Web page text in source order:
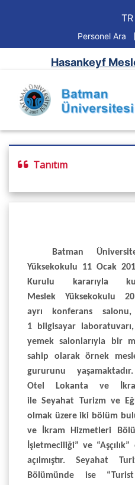
TR
Personel Ara
Hasankeyf
Tanıtım
Batman
Yüksekokulu 11 Ocak
Kurulu kararıyla
Meslek Yüksekokulu
ayrı konferans
1 bilgisayar
yemek salonlarıyla bir
sahip olarak örnek
gururunu
Otel Lokanta ve
ile Seyahat Turizm ve
olmak üzere iki bölüm
ve İkram Hizmetleri
İşletmeciliği” ve
açılmıştır. Seyahat
Bölümünde ise